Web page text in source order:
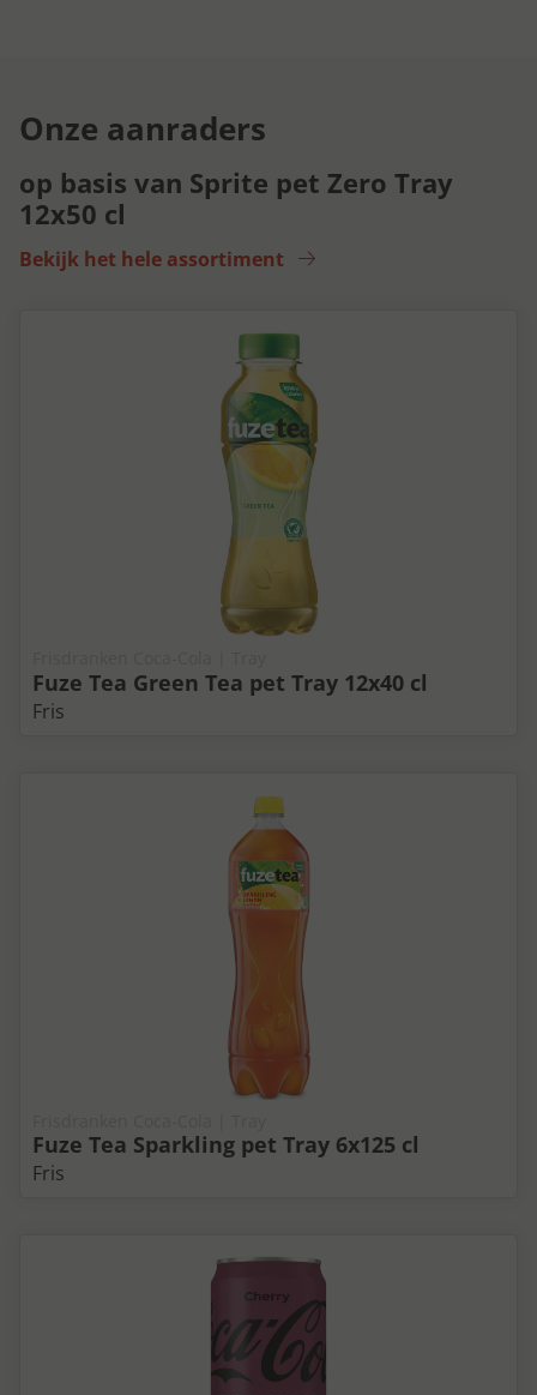
Onze aanraders
op basis van Sprite pet Zero Tray
12x50 cl
Bekijk het hele assortiment
Fuze Tea Green Tea pet Tray 12x40 cl
Fris
Fuze Tea Sparkling pet Tray 6x125 cl
Fris